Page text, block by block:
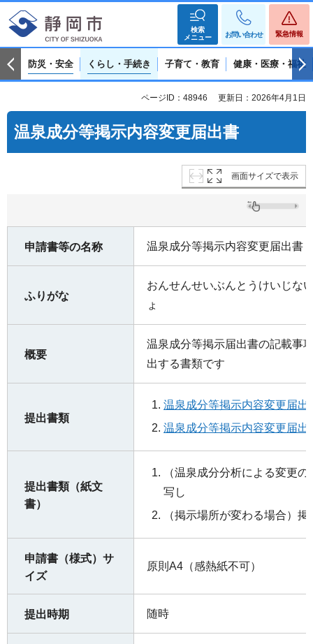
検索
メニュー
お問い合わせ 緊急情報
防災・安全 くらし・手続き 子育て・教育 健康・医療・福祉
ページID：48946 更新日：2026年4月1日
温泉成分等掲示内容変更届出書
画面サイズで表示
申請書等の名称 温泉成分等掲示内容変更届出書
ふりがな
おんせんせいぶんとうけいじな
ょ
概要
温泉成分等掲示届出書の記載事
出する書類です
提出書類
温泉成分等掲示内容変更届
温泉成分等掲示内容変更届
提出書類（紙文
書）
（温泉成分分析による変更
写し
（掲示場所が変わる場合）
申請書（様式）サ
イズ
原則A4（感熱紙不可）
提出時期 随時